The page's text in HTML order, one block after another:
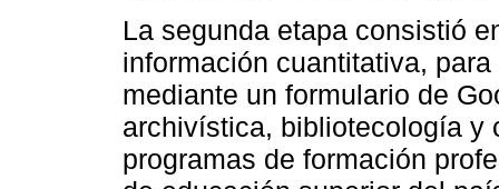
La segunda etapa consistió
información cuantitativa,
mediante un formulario de
archivística, bibliotecología y
programas de formación